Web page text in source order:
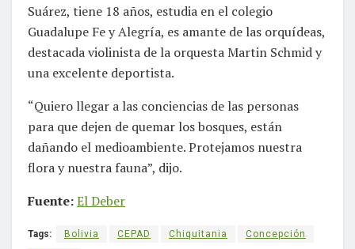
Suárez, tiene 18 años, estudia en el colegio
Guadalupe Fe y Alegría, es amante de las orquídeas,
destacada violinista de la orquesta Martin Schmid y
una excelente deportista.
“Quiero llegar a las conciencias de las personas
para que dejen de quemar los bosques, están
dañando el medioambiente. Protejamos nuestra
flora y nuestra fauna”, dijo.
Fuente:El Deber
Tags: Bolivia CEPAD Chiquitania Concepción